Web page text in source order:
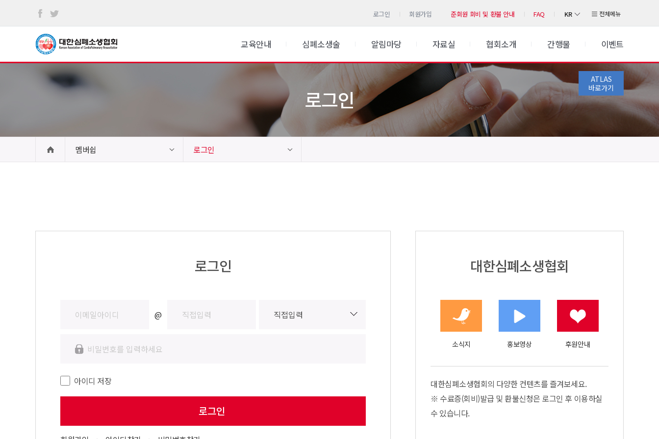
로그인 회원가입 준회원 회비 및 환불 안내 FAQ KR 전체메뉴
교육안내 심폐소생술 알림마당 자료실 협회소개 간행물 이벤트
ATLAS
바로가기
로그인
멤버쉽 로그인
로그인
@
아이디 저장
대한심폐소생협회
소식지 홍보영상 후원안내
대한심폐소생협회의 다양한 컨텐츠를 즐겨보세요.
※ 수료증(회비)발급 및 환불신청은 로그인 후 이용하실
수 있습니다.